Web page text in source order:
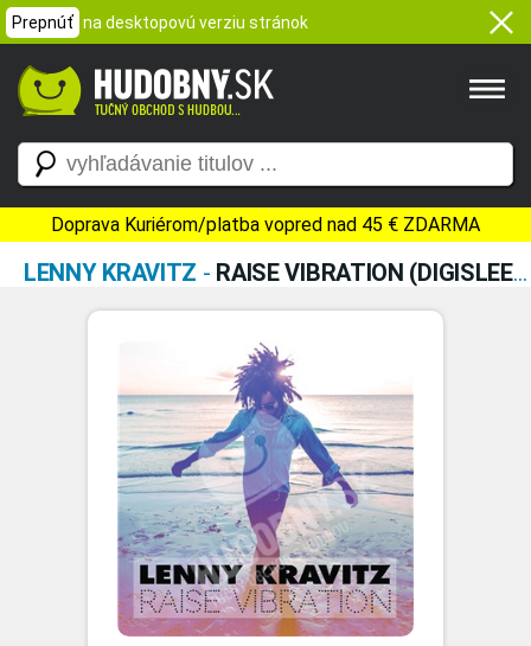
Prepnúť na desktopovú verziu stránok
Doprava Kuriérom/platba vopred nad 45 € ZDARMA
LENNY KRAVITZ - RAISE VIBRATION (DIGISLEEVE)